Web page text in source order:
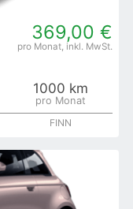
369,00 €
1000 km
FINN